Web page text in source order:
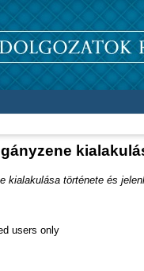
kialakulása története és
users only